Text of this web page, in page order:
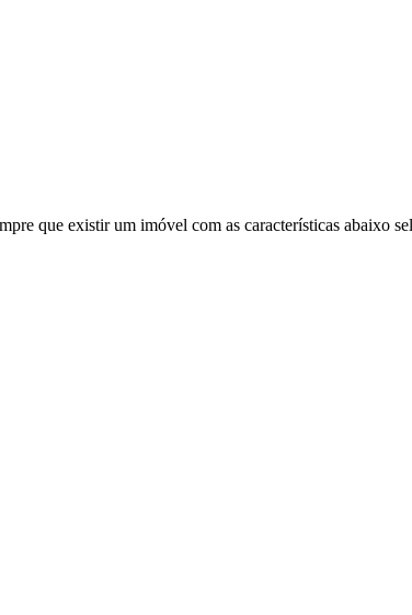
que existir um imóvel com as características abaixo